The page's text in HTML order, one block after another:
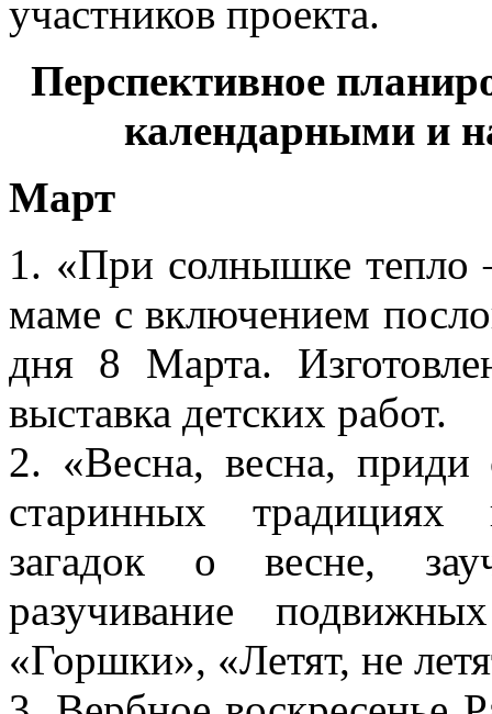
участников проекта.
Перспективное
календарными и
Март
1. «При солнышке тепло
маме с включением
дня 8 Марта.
выставка детских работ.
2. «Весна, весна, приди
старинных традициях
загадок о весне,
разучивание
«Горшки», «Летят, не